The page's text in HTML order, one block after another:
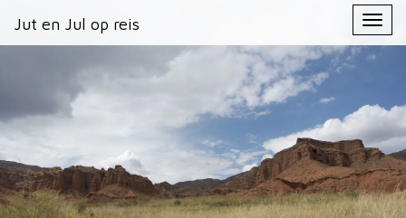
Jut en Jul op reis
Primary
Menu
Jut en Jul op reis